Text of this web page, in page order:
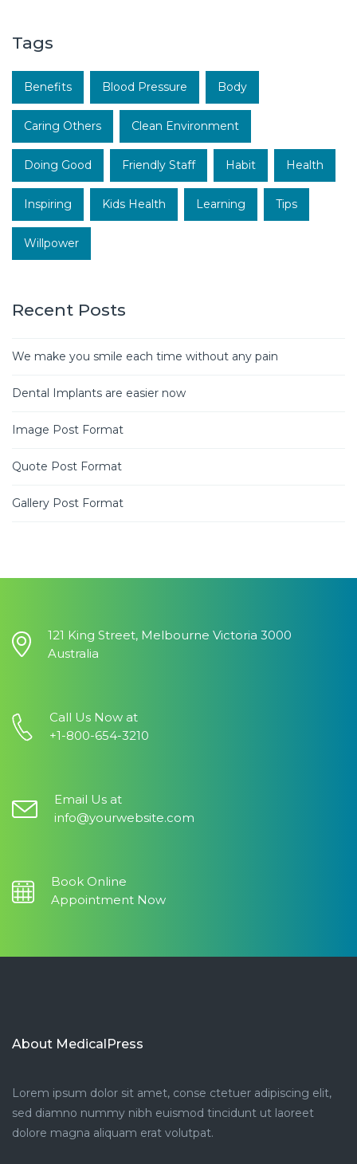
Tags
Benefits Blood Pressure Body
Caring Others Clean Environment
Doing Good Friendly Staff Habit Health
Inspiring Kids Health Learning Tips
Willpower
Recent Posts
We make you smile each time without any pain
Dental Implants are easier now
Image Post Format
Quote Post Format
Gallery Post Format
121 King Street, Melbourne Victoria 3000
Australia
Call Us Now at
+1-800-654-3210
Email Us at
info@yourwebsite.com
Book Online
Appointment Now
About MedicalPress
Lorem ipsum dolor sit amet, conse ctetuer adipiscing elit,
sed diamno nummy nibh euismod tincidunt ut laoreet
dolore magna aliquam erat volutpat.